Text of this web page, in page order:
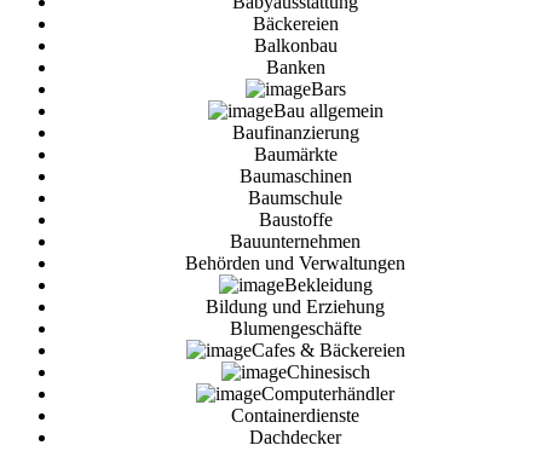
Bäckereien
Balkonbau
Banken
Bars
Bau allgemein
Baufinanzierung
Baumärkte
Baumaschinen
Baumschule
Baustoffe
Bauunternehmen
Behörden und Verwaltungen
Bekleidung
Bildung und Erziehung
Blumengeschäfte
Cafes & Bäckereien
Chinesisch
Computerhändler
Containerdienste
Dachdecker